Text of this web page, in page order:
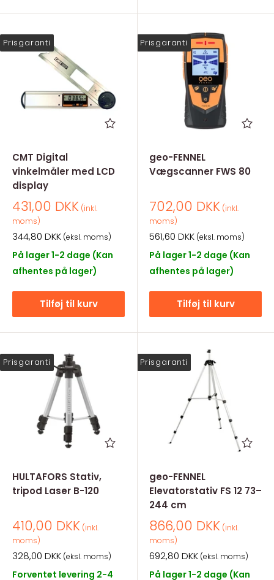
Prisgaranti
CMT Digital
vinkelmåler med LCD
display
Salgspris
431,00 DKK (inkl.
moms)
Salgspris
344,80 DKK (eksl. moms)
På lager 1-2 dage (Kan
afhentes på lager)
Tilføj til kurv
Prisgaranti
geo-FENNEL
Vægscanner FWS 80
Salgspris
702,00 DKK (inkl.
moms)
Salgspris
561,60 DKK (eksl. moms)
På lager 1-2 dage (Kan
afhentes på lager)
Tilføj til kurv
Prisgaranti
HULTAFORS Stativ,
tripod Laser B-120
Salgspris
410,00 DKK (inkl.
moms)
Salgspris
328,00 DKK (eksl. moms)
Forventet levering 2-4
Prisgaranti
geo-FENNEL
Elevatorstativ FS 12 73–
244 cm
Salgspris
866,00 DKK (inkl.
moms)
Salgspris
692,80 DKK (eksl. moms)
På lager 1-2 dage (Kan